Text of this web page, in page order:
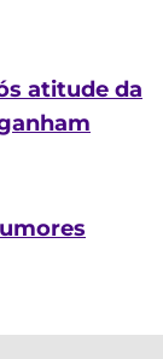
atitude da